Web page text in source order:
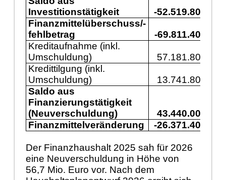
Investitionstätigkeit
-52.519.800
Finanzmittelüberschuss/-
fehlbetrag
-69.811.400
Kreditaufnahme (inkl.
Umschuldung)
57.181.800
Kredittilgung (inkl.
Umschuldung)
13.741.800
Saldo aus
Finanzierungstätigkeit
(Neuverschuldung)
43.440.000
Finanzmittelveränderung
-26.371.400
Der Finanzhaushalt 2025 sah für 2026
eine Neuverschuldung in Höhe von
56,7 Mio. Euro vor. Nach dem